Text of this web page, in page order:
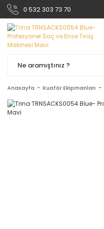
0 532 303 73 70
Anasayfa Kuaför Ekipmanları